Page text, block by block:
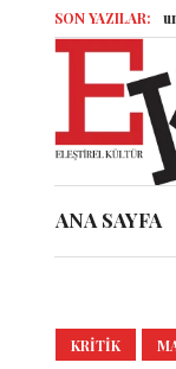
SON YAZILAR:
Miz Volume XII
ANA SAYFA
KRITIK